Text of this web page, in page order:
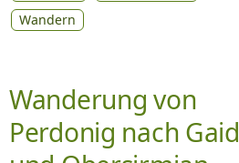
Wandern
Wanderung von
Perdonig nach Gaid